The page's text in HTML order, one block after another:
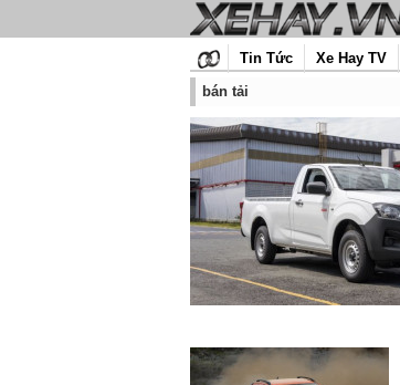
Tin Tức Xe Hay TV
bán tải